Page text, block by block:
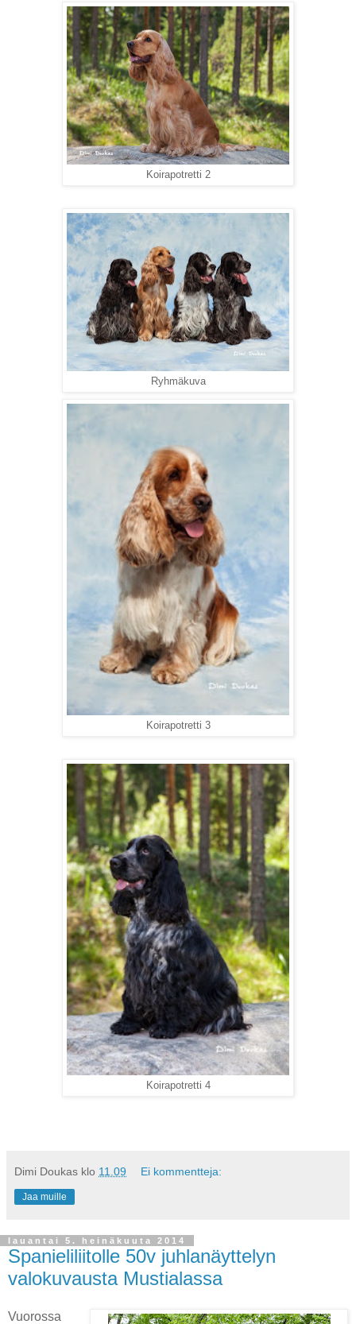
Koirapotretti 2
Ryhmäkuva
Koirapotretti 3
Koirapotretti 4
Dimi Doukas klo 11.09 Ei kommentteja:
Jaa muille
lauantai 5. heinäkuuta 2014
Spanieliliitolle 50v juhlanäyttelyn
valokuvausta Mustialassa
Vuorossa